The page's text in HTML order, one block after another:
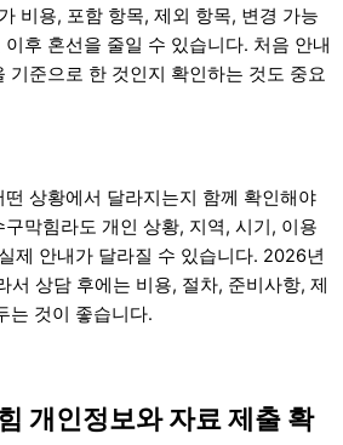
비용, 포함 항목, 제외 항목, 변경 가능
후 혼선을 줄일 수 있습니다. 처음 안내
기준으로 한 것인지 확인하는 것도 중요
상황에서 달라지는지 함께 확인해야
막힘라도 개인 상황, 지역, 시기, 이용
제 안내가 달라질 수 있습니다. 2026년
서 상담 후에는 비용, 절차, 준비사항, 제
는 것이 좋습니다.
개인정보와 자료 제출 확